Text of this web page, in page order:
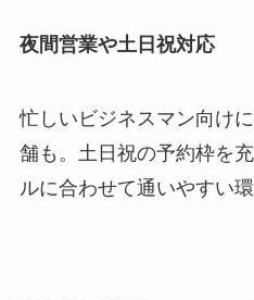
夜間営業や土日祝対応
忙しいビジネスマン向け
舗も。土日祝の予約枠を
ルに合わせて通いやすい